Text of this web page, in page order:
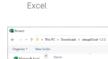
Excel.